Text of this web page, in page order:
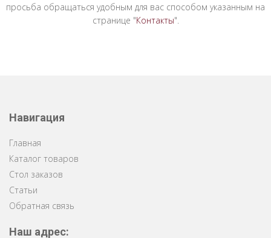
просьба обращаться удобным для вас способом указанным на
странице "Контакты".
Навигация
Главная
Каталог товаров
Стол заказов
Статьи
Обратная связь
Наш адрес: